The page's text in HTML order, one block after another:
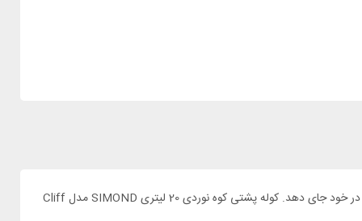
برای کوهنوردی یا کمپ در کوهستان شما قطعا به یک کوله پشتی با کیفیت نیاز خواهید داشت که هم سبک و هم فوق العاده کار آمد باشد و تجهیزات زیادی را در خود جای دهد. کوله پشتی کوه نوردی 20 لیتری SIMOND مدل Cliff